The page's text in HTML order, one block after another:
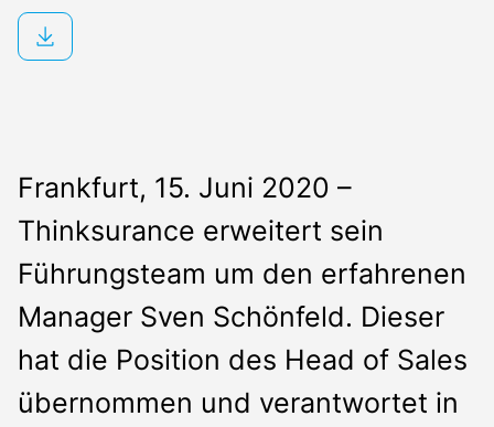
Frankfurt, 15. Juni 2020 –
Thinksurance erweitert sein
Führungsteam um den erfahrenen
Manager Sven Schönfeld. Dieser
hat die Position des Head of Sales
übernommen und verantwortet in